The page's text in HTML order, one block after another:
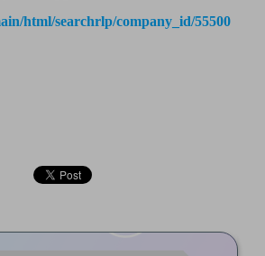
html/searchrlp/company_id/55500